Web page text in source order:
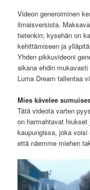
Videon generoiminen
ilmaisversiota.
tietenkin; kysehän on
kehittämiseen ja
Yhden pikkuvideoni
aikana ehdin
Luma Dream tallentaa
Mies kävelee
Tätä videota varten
on harmahtavat
kaupungissa, joka
että näemme miehen
Videotoistin